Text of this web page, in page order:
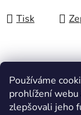
Používáme
prohlížení webu
zlepšovali jeho
Tisk
Popis